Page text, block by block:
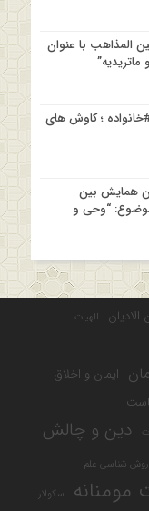
المذاهب با عنوان
؛ کاوش های
همایش بین
موضوع: “وحی و
الهیات
ایمان و اخلاق
دین و چالش
روش شناسی علم
سکولار